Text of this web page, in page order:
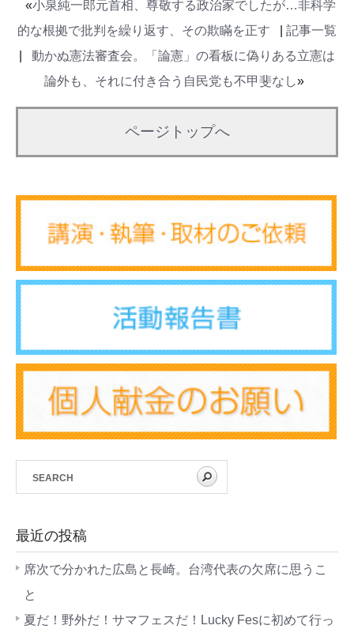
«小泉純一郎元首相、尊敬する政治家でしたが…非科学
的な根拠で批判を繰り返す、その欺瞞を正す
記事一覧
動かぬ憲法審査会。「論憲」の看板に偽りある立憲は
論外も、それに付き合う自民党も不甲斐なし»
ページトップへ
最近の投稿
席次で分かれた広島と長崎。台湾代表の欠席に思うこ
と
夏だ！野外だ！サマフェスだ！Lucky Fesに初めて行っ